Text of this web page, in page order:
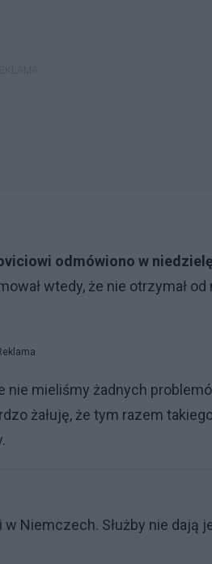
odmówiono w niedzielę
wtedy, że nie otrzymał
mieliśmy żadnych
żałuję, że tym razem
w Niemczech. Służby nie dają